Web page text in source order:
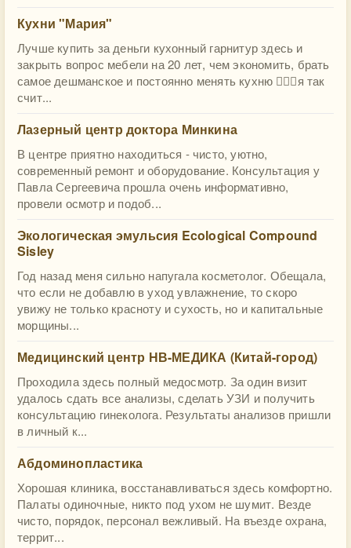
Кухни "Мария"
Лучше купить за деньги кухонный гарнитур здесь и
закрыть вопрос мебели на 20 лет, чем экономить, брать
самое дешманское и постоянно менять кухню 🤷🏻‍♀️я так
счит...
Лазерный центр доктора Минкина
В центре приятно находиться - чисто, уютно,
современный ремонт и оборудование. Консультация у
Павла Сергеевича прошла очень информативно,
провели осмотр и подоб...
Экологическая эмульсия Ecological Compound
Sisley
Год назад меня сильно напугала косметолог. Обещала,
что если не добавлю в уход увлажнение, то скоро
увижу не только красноту и сухость, но и капитальные
морщины...
Медицинский центр НВ-МЕДИКА (Китай-город)
Проходила здесь полный медосмотр. За один визит
удалось сдать все анализы, сделать УЗИ и получить
консультацию гинеколога. Результаты анализов пришли
в личный к...
Абдоминопластика
Хорошая клиника, восстанавливаться здесь комфортно.
Палаты одиночные, никто под ухом не шумит. Везде
чисто, порядок, персонал вежливый. На въезде охрана,
террит...